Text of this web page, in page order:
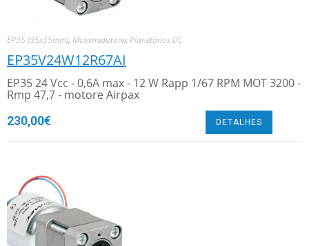
EP35 (35x35mm), Motorredutores Planetários DC
EP35V24W12R67AI
EP35 24 Vcc - 0,6A max - 12 W Rapp 1/67 RPM MOT 3200 -
Rmp 47,7 - motore Airpax
230,00€ DETALHES